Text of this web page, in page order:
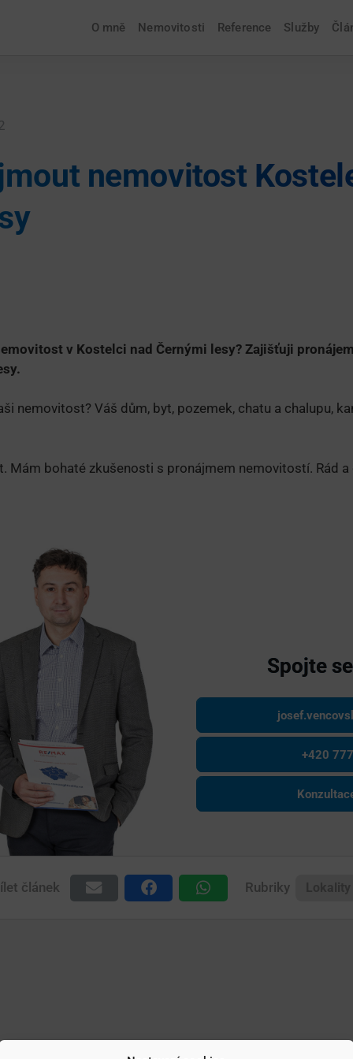
O mně Nemovitosti Reference Služby
nemovitost
v Kostelci nad Černými lesy? Zajišťuji
nemovitost? Váš dům, byt, pozemek, chatu a chalupu,
Mám bohaté zkušenosti s pronájmem nemovitostí. Rád
Spojte
+420
článek Rubriky